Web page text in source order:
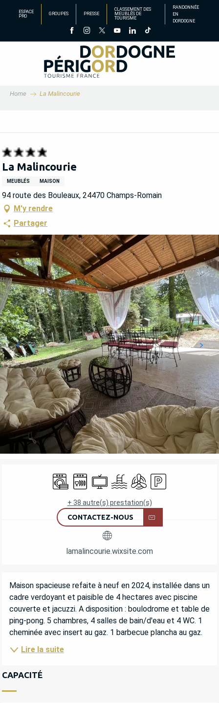
principal
ESPACE
PRO
GROUPES PRESSE
CLASSEMENT DES
MEUBLÉS DE
TOURISME
RANDONNÉE
EN
DORDOGNE
Home La Malincourie
La Malincourie
MEUBLÉS MAISON
94 route des Bouleaux, 24470 Champs-Romain
M'y rendre
Partager
OUVERTURE ET COORDONNÉES
Lave lingeLave vaisselle
TélévisionPiscineAir conditionné
Parking
+ 38 autre(s) prestation(s)
CONTACTEZ-NOUS
lamalincourie.wixsite.com
DESCRIPTION
Maison spacieuse refaite à neuf en 2024, installée dans un
cadre verdoyant et paisible de 4 hectares avec piscine
couverte et jacuzzi. A disposition : boulodrome et table de
ping-pong. 5 chambres, 4 salles de bain/d'eau et 4 WC. 1
cheminée avec insert au gaz. 1 barbecue plancha au gaz.
Lire la suite
CAPACITÉ